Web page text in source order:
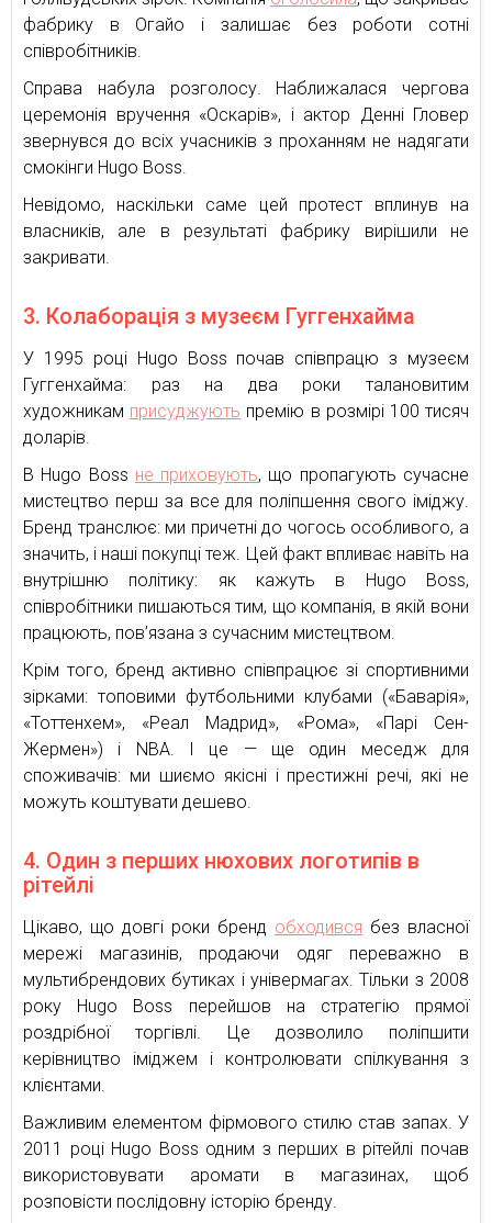
фабрику в Огайо і залишає без роботи сотні
співробітників.
Справа набула розголосу. Наближалася чергова
церемонія вручення «Оскарів», і актор Денні Гловер
звернувся до всіх учасників з проханням не надягати
смокінги Hugo Boss.
Невідомо, наскільки саме цей протест вплинув на
власників, але в результаті фабрику вирішили не
закривати.
3. Колаборація з музеєм Гуггенхайма
У 1995 році Hugo Boss почав співпрацю з музеєм
Гуггенхайма: раз на два роки талановитим
художникам присуджують премію в розмірі 100 тисяч
доларів.
В Hugo Boss не приховують, що пропагують сучасне
мистецтво перш за все для поліпшення свого іміджу.
Бренд транслює: ми причетні до чогось особливого, а
значить, і наші покупці теж. Цей факт впливає навіть на
внутрішню політику: як кажуть в Hugo Boss,
співробітники пишаються тим, що компанія, в якій вони
працюють, пов’язана з сучасним мистецтвом.
Крім того, бренд активно співпрацює зі спортивними
зірками: топовими футбольними клубами («Баварія»,
«Тоттенхем», «Реал Мадрид», «Рома», «Парі Сен-
Жермен») і NBA. І це — ще один меседж для
споживачів: ми шиємо якісні і престижні речі, які не
можуть коштувати дешево.
4. Один з перших нюхових логотипів в
рітейлі
Цікаво, що довгі роки бренд обходився без власної
мережі магазинів, продаючи одяг переважно в
мультибрендових бутиках і універмагах. Тільки з 2008
року Hugo Boss перейшов на стратегію прямої
роздрібної торгівлі. Це дозволило поліпшити
керівництво іміджем і контролювати спілкування з
клієнтами.
Важливим елементом фірмового стилю став запах. У
2011 році Hugo Вoss одним з перших в рітейлі почав
використовувати аромати в магазинах, щоб
розповісти послідовну історію бренду.